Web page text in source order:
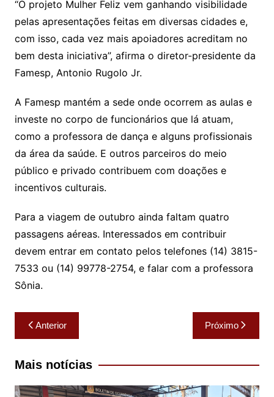
“O projeto Mulher Feliz vem ganhando visibilidade
pelas apresentações feitas em diversas cidades e,
com isso, cada vez mais apoiadores acreditam no
bem desta iniciativa”, afirma o diretor-presidente da
Famesp, Antonio Rugolo Jr.
A Famesp mantém a sede onde ocorrem as aulas e
investe no corpo de funcionários que lá atuam,
como a professora de dança e alguns profissionais
da área da saúde. E outros parceiros do meio
público e privado contribuem com doações e
incentivos culturais.
Para a viagem de outubro ainda faltam quatro
passagens aéreas. Interessados em contribuir
devem entrar em contato pelos telefones (14) 3815-
7533 ou (14) 99778-2754, e falar com a professora
Sônia.
Navegação
de
Post
Anterior Próximo
Mais notícias